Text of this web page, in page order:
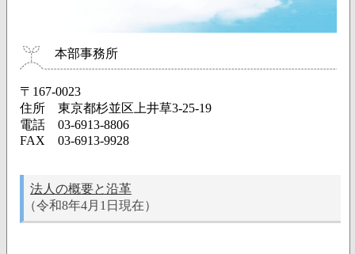
本部事務所
〒167-0023
住所 東京都杉並区上井草3-25-19
電話 03-6913-8806
FAX 03-6913-9928
法人の概要と沿革
（令和8年4月1日現在）